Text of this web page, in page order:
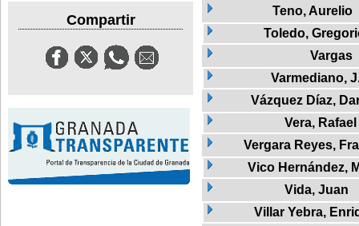
Compartir
Teno, Aurelio
Toledo,
Vargas
Varmediano,
Vázquez Díaz,
Vera, Rafael
Vergara Reyes,
Vico Hernández,
Vida, Juan
Villar Yebra,